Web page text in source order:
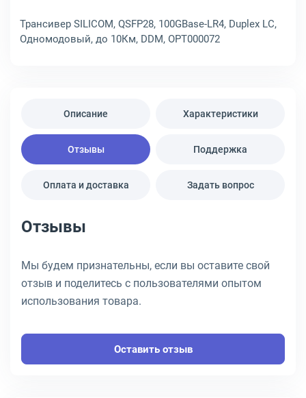
Трансивер SILICOM, QSFP28, 100GBase-LR4, Duplex LC,
Одномодовый, до 10Км, DDM, OPT000072
Описание Характеристики
Отзывы Поддержка
Оплата и доставка Задать вопрос
Отзывы
Мы будем признательны, если вы оставите свой
отзыв и поделитесь с пользователями опытом
использования товара.
Оставить отзыв